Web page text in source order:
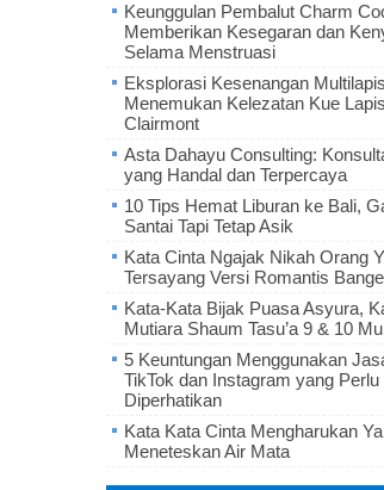
Keunggulan Pembalut Charm
Memberikan Kesegaran dan
Selama Menstruasi
Eksplorasi Kesenangan
Menemukan Kelezatan Kue
Clairmont
Asta Dahayu Consulting:
yang Handal dan Terpercaya
10 Tips Hemat Liburan ke Bali,
Santai Tapi Tetap Asik
Kata Cinta Ngajak Nikah Orang
Tersayang Versi Romantis
Kata-Kata Bijak Puasa Asyura,
Mutiara Shaum Tasu’a 9 & 10
5 Keuntungan Menggunakan
TikTok dan Instagram yang Perlu
Diperhatikan
Kata Kata Cinta Mengharukan
Meneteskan Air Mata